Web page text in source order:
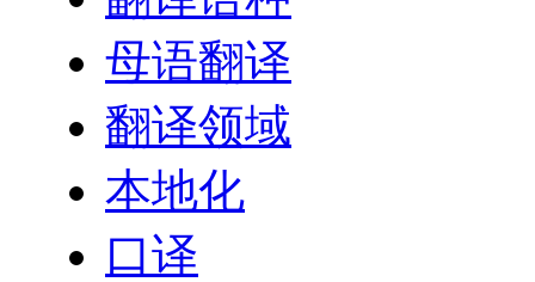
母语翻译
翻译领域
本地化
口译